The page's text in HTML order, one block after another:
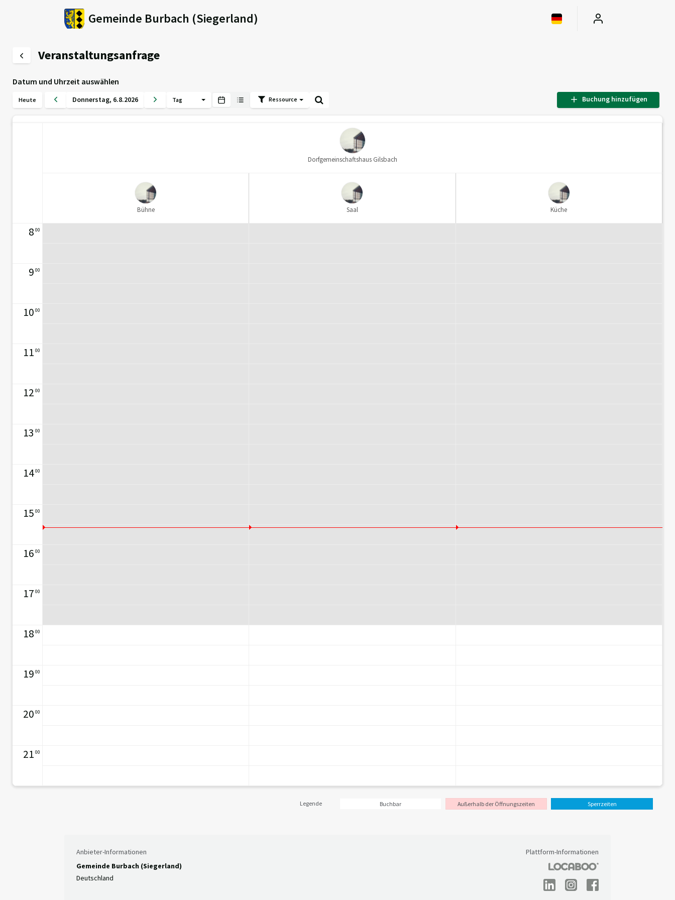
Gemeinde Burbach (Siegerland)
Veranstaltungsanfrage
Datum und Uhrzeit auswählen
Heute Donnerstag, 6.8.2026 Tag Ressource Buchung hinzufügen
Dorfgemeinschaftshaus Gilsbach
Bühne Saal Küche
8 00
9 00
10 00
11 00
12 00
13 00
1400
15 00
16 00
17 00
18 00
19 00
20 00
21 00
Legende Buchbar Außerhalb der Öffnungszeiten Sperrzeiten
Anbieter-Informationen
Gemeinde Burbach (Siegerland)
Deutschland
Plattform-Informationen